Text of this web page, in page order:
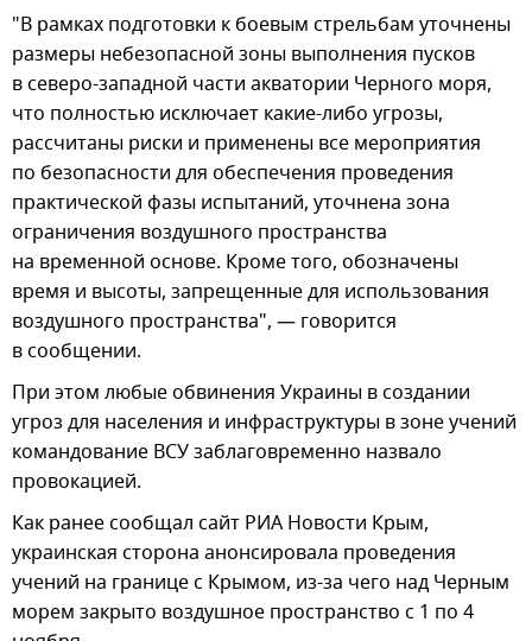
"В рамках подготовки к боевым стрельбам уточнены
размеры небезопасной зоны выполнения пусков
в северо-западной части акватории Черного моря,
что полностью исключает какие-либо угрозы,
рассчитаны риски и применены все мероприятия
по безопасности для обеспечения проведения
практической фазы испытаний, уточнена зона
ограничения воздушного пространства
на временной основе. Кроме того, обозначены
время и высоты, запрещенные для использования
воздушного пространства", — говорится
в сообщении.
При этом любые обвинения Украины в создании
угроз для населения и инфраструктуры в зоне учений
командование ВСУ заблаговременно назвало
провокацией.
Как ранее сообщал сайт РИА Новости Крым,
украинская сторона анонсировала проведения
учений на границе с Крымом, из-за чего над Черным
морем закрыто воздушное пространство с 1 по 4